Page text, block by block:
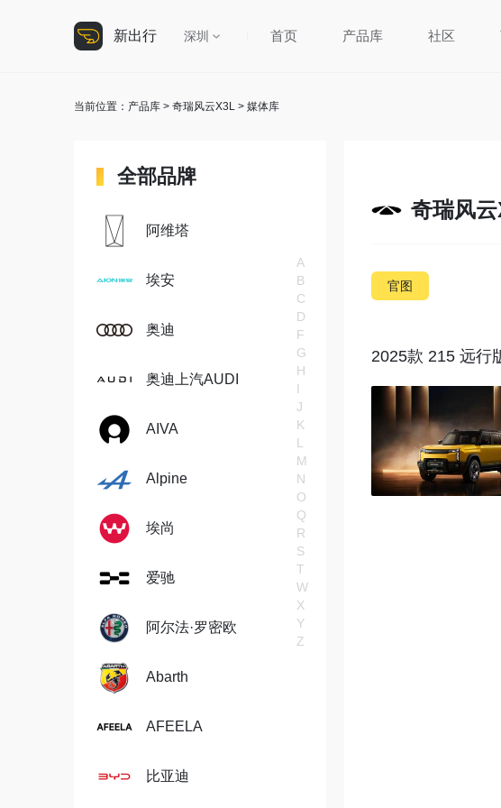
新出行 深圳 首页 产品库 社区
当前位置： 产品库 > 奇瑞风云X3L > 媒体库
全部品牌
A
B
C
D
F
G
H
I
J
K
L
M
N
O
Q
R
S
T
W
X
Y
Z
阿维塔
埃安
奥迪
奥迪上汽AUDI
AIVA
Alpine
埃尚
爱驰
阿尔法·罗密欧
Abarth
AFEELA
比亚迪
奇瑞风
官图
2025款 215 远行